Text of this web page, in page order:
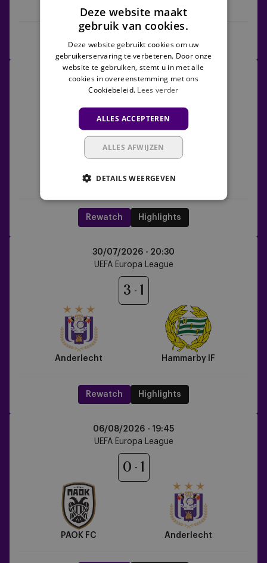
Rewatch Highlights
23/07/2026 -
19:00
UEFA Europa League
Hammarby IF
1 1
Anderlecht
Rewatch Highlights
30/07/2026 - 20:30
UEFA Europa League
Anderlecht
3 1
Hammarby IF
Rewatch Highlights
06/08/2026 - 19:45
UEFA Europa League
PAOK FC
0 1
Anderlecht
Deze website maakt
gebruik van cookies.
Deze website gebruikt cookies om uw
gebruikerservaring te verbeteren. Door onze
website te gebruiken, stemt u in met alle
cookies in overeenstemming met ons
Cookiebeleid. Lees verder
ALLES ACCEPTEREN
ALLES AFWIJZEN
DETAILS WEERGEVEN